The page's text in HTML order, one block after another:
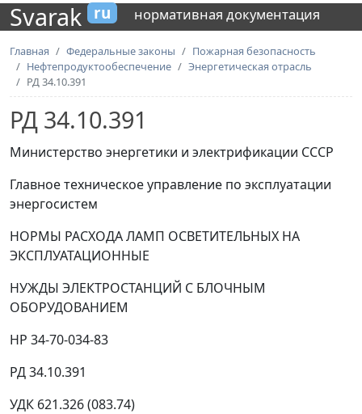
Svarak ru нормативная документация
Главная Федеральные законы
Пожарная безопасность
Нефтепродуктообеспечение
Энергетическая отрасль
РД 34.10.391
РД 34.10.391
Министерство энергетики и электрификации СССР
Главное техническое управление по эксплуатации
энергосистем
НОРМЫ РАСХОДА ЛАМП ОСВЕТИТЕЛЬНЫХ НА
ЭКСПЛУАТАЦИОННЫЕ
НУЖДЫ ЭЛЕКТРОСТАНЦИЙ С БЛОЧНЫМ
ОБОРУДОВАНИЕМ
HP 34-70-034-83
РД 34.10.391
УДК 621.326 (083.74)